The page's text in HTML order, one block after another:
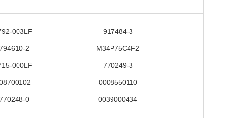
003LF 917484-3
2 M34P75C4F2
000LF 770249-3
0008550110
0 0039000434